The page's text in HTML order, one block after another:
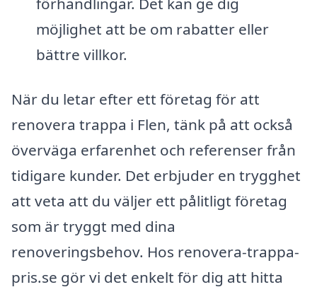
möjlighet att be om rabatter eller
bättre villkor.
När du letar efter ett företag för att
renovera trappa i Flen, tänk på att också
överväga erfarenhet och referenser från
tidigare kunder. Det erbjuder en trygghet
att veta att du väljer ett pålitligt företag
som är tryggt med dina
renoveringsbehov. Hos renovera-trappa-
pris.se gör vi det enkelt för dig att hitta